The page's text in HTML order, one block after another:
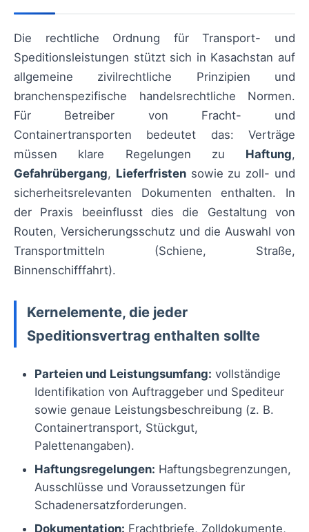
Die rechtliche Ordnung für Transport- und
Speditionsleistungen stützt sich in Kasachstan auf
allgemeine zivilrechtliche Prinzipien und
branchenspezifische handelsrechtliche Normen.
Für Betreiber von Fracht- und
Containertransporten bedeutet das: Verträge
müssen klare Regelungen zu Haftung,
Gefahrübergang, Lieferfristensowie zu zoll- und
sicherheitsrelevanten Dokumenten enthalten. In
der Praxis beeinflusst dies die Gestaltung von
Routen, Versicherungsschutz und die Auswahl von
Transportmitteln (Schiene, Straße,
Binnenschifffahrt).
Kernelemente, die jeder
Speditionsvertrag enthalten sollte
Parteien und Leistungsumfang: vollständige
Identifikation von Auftraggeber und Spediteur
sowie genaue Leistungsbeschreibung (z. B.
Containertransport, Stückgut,
Palettenangaben).
Haftungsregelungen: Haftungsbegrenzungen,
Ausschlüsse und Voraussetzungen für
Schadenersatzforderungen.
Dokumentation: Frachtbriefe, Zolldokumente,